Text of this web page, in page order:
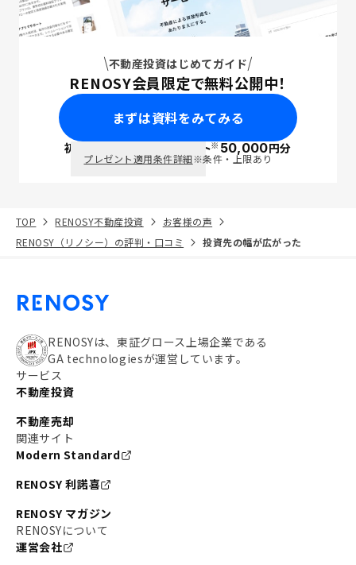
不動産投資はじめてガイド
RENOSY会員限定で無料公開中！
まずは資料をみてみる
初回面談で ポイント※50,000円分
プレゼント適用条件詳細※条件・上限あり
TOP RENOSY不動産投資
お客様の声
RENOSY（リノシー）の評判・口コミ
投資先の幅が広がった
RENOSYは、東証グロース上場企業である
GA technologiesが運営しています。
サービス
不動産投資
不動産売却
関連サイト
Modern Standard
RENOSY 利諾喜
RENOSY マガジン
RENOSYについて
運営会社